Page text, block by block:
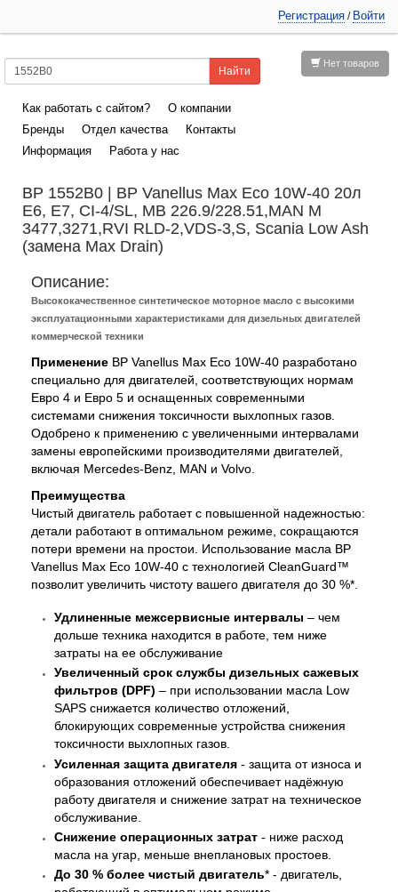
Регистрация / Войти
Нет товаров
Как работать с сайтом?
О компании
Бренды
Отдел качества
Контакты
Информация
Работа у нас
BP 1552B0 | BP Vanellus Max Eco 10W-40 20л
E6, E7, CI-4/SL, MB 226.9/228.51,MAN M
3477,3271,RVI RLD-2,VDS-3,S, Scania Low Ash
(замена Max Drain)
Описание:
Высококачественное синтетическое моторное масло с высокими
эксплуатационными характеристиками для дизельных двигателей
коммерческой техники
Применение BP Vanellus Max Eco 10W-40 разработано
специально для двигателей, соответствующих нормам
Евро 4 и Евро 5 и оснащенных современными
системами снижения токсичности выхлопных газов.
Одобрено к применению с увеличенными интервалами
замены европейскими производителями двигателей,
включая Mercedes-Benz, MAN и Volvo.
Преимущества
Чистый двигатель работает с повышенной надежностью:
детали работают в оптимальном режиме, сокращаются
потери времени на простои. Использование масла BP
Vanellus Max Eco 10W-40 с технологией CleanGuard™
позволит увеличить чистоту вашего двигателя до 30 %*.
Удлиненные межсервисные интервалы – чем
дольше техника находится в работе, тем ниже
затраты на ее обслуживание
Увеличенный срок службы дизельных сажевых
фильтров (DPF) – при использовании масла Low
SAPS снижается количество отложений,
блокирующих современные устройства снижения
токсичности выхлопных газов.
Усиленная защита двигателя - защита от износа и
образования отложений обеспечивает надёжную
работу двигателя и снижение затрат на техническое
обслуживание.
Снижение операционных затрат - ниже расход
масла на угар, меньше внеплановых простоев.
До 30 % более чистый двигатель* - двигатель,